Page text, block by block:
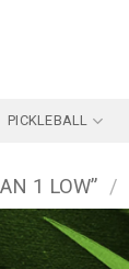
PICKLEBALL
1 LOW” /